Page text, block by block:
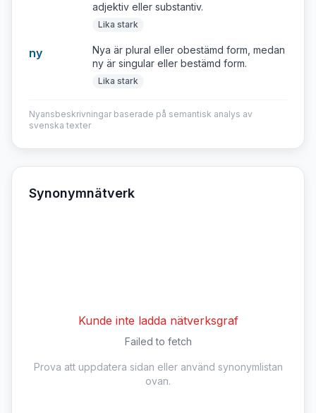
adjektiv eller substantiv.
Lika stark
ny
Nya är plural eller obestämd form, medan
ny är singular eller bestämd form.
Lika stark
Nyansbeskrivningar baserade på semantisk analys av
svenska texter
Synonymnätverk
Kunde inte ladda nätverksgraf
Failed to fetch
Prova att uppdatera sidan eller använd synonymlistan
ovan.